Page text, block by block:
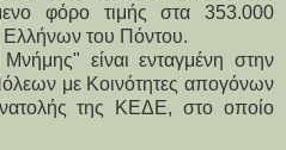
φόρο τιμής στα 353.000
Ελλήνων του Πόντου.
είναι ενταγμένη στην
με Κοινότητες απογόνων
της ΚΕΔΕ, στο οποίο